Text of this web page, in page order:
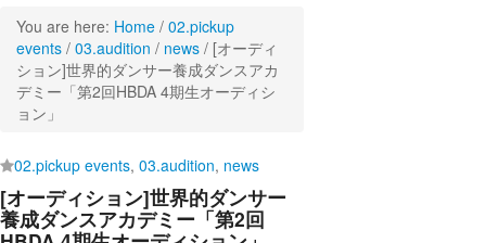
You are here: Home / 02.pickup
events / 03.audition / news / [オーディ
ション]世界的ダンサー養成ダンスアカ
デミー「第2回HBDA 4期生オーディシ
ョン」
02.pickup events, 03.audition, news
[オーディション]世界的ダンサー
養成ダンスアカデミー「第2回